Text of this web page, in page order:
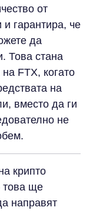
от
и гарантира, че
да
Това стана
FTX, когато
на
вместо да ги
не
крипто
това ще
направят